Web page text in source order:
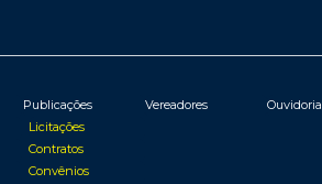
Publicações
Licitações
Contratos
Convênios
Vereadores Ouvidoria